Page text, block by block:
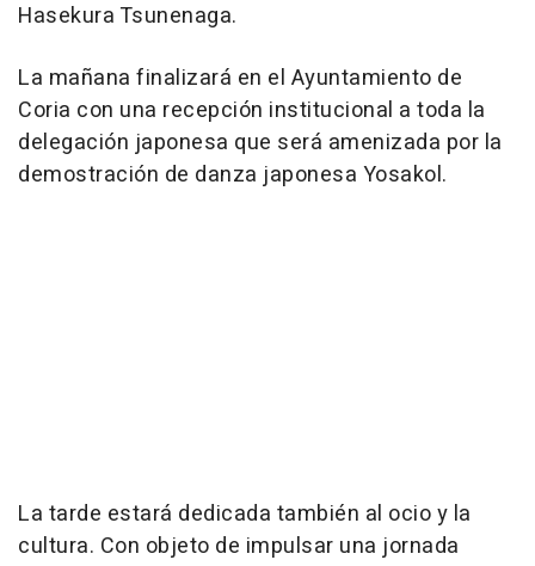
Hasekura Tsunenaga.
La mañana finalizará en el Ayuntamiento de
Coria con una recepción institucional a toda la
delegación japonesa que será amenizada por la
demostración de danza japonesa Yosakol.
La tarde estará dedicada también al ocio y la
cultura. Con objeto de impulsar una jornada